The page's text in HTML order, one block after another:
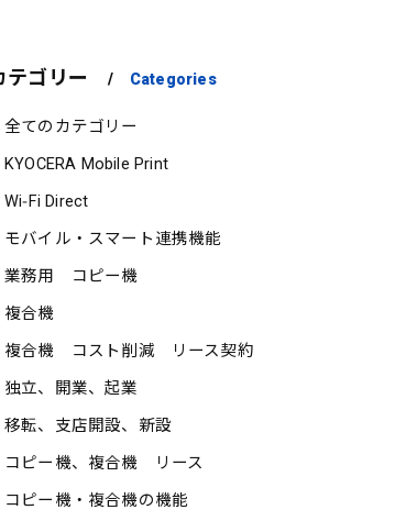
テゴリー Categories
全てのカテゴリー
KYOCERA Mobile Print
Wi‑Fi Direct
モバイル・スマート連携機能
業務用 コピー機
複合機
複合機 コスト削減 リース契約
独立、開業、起業
移転、支店開設、新設
コピー機、複合機 リース
コピー機・複合機の機能